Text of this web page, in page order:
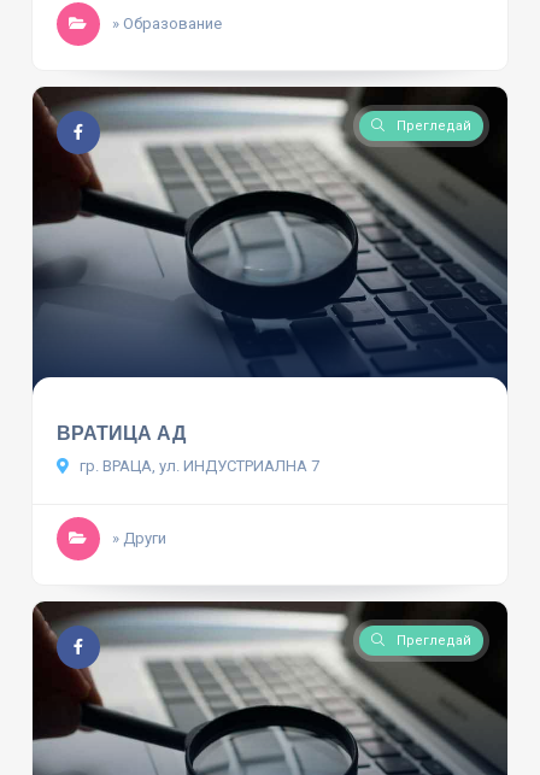
» Образование
Прегледай
ВРАТИЦА АД
гр. ВРАЦА, ул. ИНДУСТРИАЛНА 7
» Други
Прегледай